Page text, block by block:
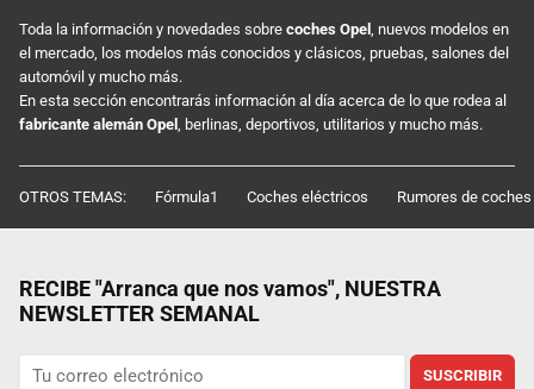
Toda la información y novedades sobre coches Opel , nuevos modelos en
el mercado, los modelos más conocidos y clásicos, pruebas, salones del
automóvil y mucho más.
En esta sección encontrarás información al día acerca de lo que rodea al
fabricante alemán Opel , berlinas, deportivos, utilitarios y mucho más.
OTROS TEMAS: Fórmula1 Coches eléctricos Rumores de coches
RECIBE "Arranca que nos vamos", NUESTRA
NEWSLETTER SEMANAL
SUSCRIBIR